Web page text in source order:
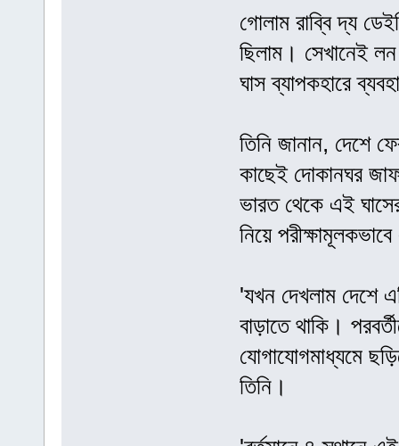
গোলাম রাব্বি দ্য
ছিলাম। সেখানেই লন
ঘাস ব্যাপকহারে
তিনি জানান, দেশে
কাছেই দোকানঘর
ভারত থেকে এই
নিয়ে
'যখন দেখলাম দেশে
বাড়াতে থাকি।
যোগাযোগমাধ্যমে
তিনি।